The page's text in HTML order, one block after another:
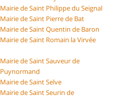
Mairie de Saint Philippe du Seignal
Mairie de Saint Pierre de Bat
Mairie de Saint Quentin de Baron
Mairie de Saint Romain la Virvée
Mairie de Saint Sauveur de
Puynormand
Mairie de Saint Selve
Mairie de Saint Seurin de